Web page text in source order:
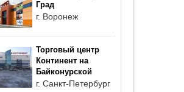
Град
г. Воронеж
Торговый центр
Континент на
Байконурской
г. Санкт-Петербург